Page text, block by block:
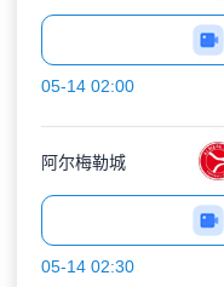
05-14 02:00
阿尔梅勒城
05-14 02:30